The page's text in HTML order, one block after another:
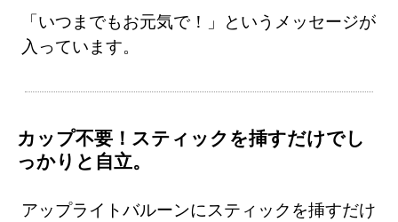
「いつまでもお元気で！」というメッセージが
入っています。
カップ不要！スティックを挿すだけでし
っかりと自立。
アップライトバルーンにスティックを挿すだけ